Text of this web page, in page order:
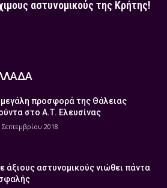
αστυνομικούς της Κρήτης!
προσφορά της Θάλειας
στο Α.Τ. Ελευσίνας
Σεπτεμβρίου 2018
άξιους αστυνομικούς νιώθει πάντα